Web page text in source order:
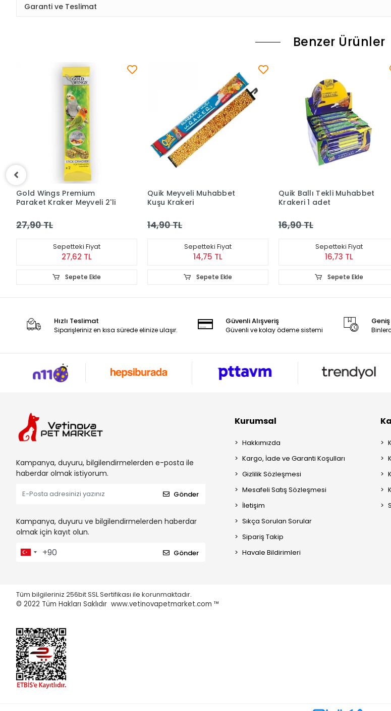
Garanti ve Teslimat
Benzer Ürünler
Gold Wings Premium
Paraket Kraker Meyveli 2'li
27,90 TL
Sepetteki Fiyat
27,62 TL
Sepete Ekle
Quik Meyveli Muhabbet
Kuşu Krakeri
14,90 TL
Sepetteki Fiyat
14,75 TL
Sepete Ekle
Quik Ballı Tekli Muhabbet
Krakeri 1 adet
16,90 TL
Sepetteki Fiyat
16,73 TL
Sepete Ekle
Hızlı Teslimat
Siparişleriniz en kısa sürede elinize ulaşır.
Güvenli Alışveriş
Güvenli ve kolay ödeme sistemi
Kampanya, duyuru, bilgilendirmelerden e-posta ile
haberdar olmak istiyorum.
Gönder
Kampanya, duyuru ve bilgilendirmelerden haberdar
olmak için kayıt olun.
Gönder
Kurumsal
Hakkımızda
Kargo, İade ve Garanti Koşulları
Gizlilik Sözleşmesi
Mesafeli Satış Sözleşmesi
İletişim
Sıkça Sorulan Sorular
Sipariş Takip
Havale Bildirimleri
Tüm bilgileriniz 256bit SSL Sertifikası ile korunmaktadır.
© 2022 Tüm Hakları Saklıdır www.vetinovapetmarket.com ™